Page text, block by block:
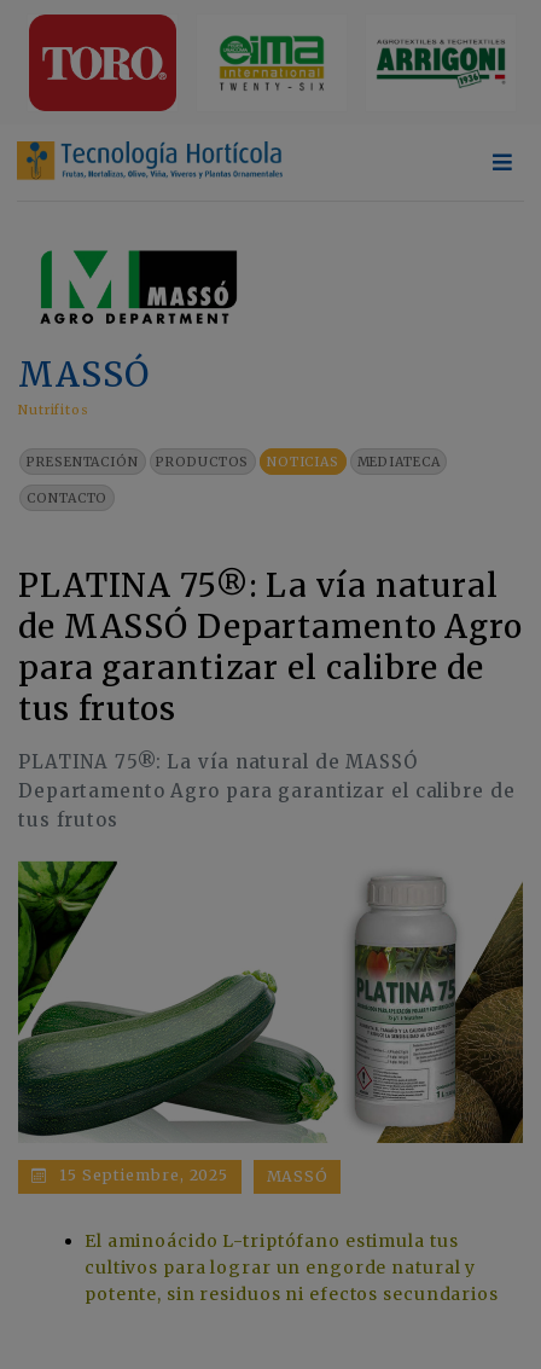
MASSÓ
Nutrifitos
PRESENTACIÓN PRODUCTOS NOTICIAS MEDIATECA
CONTACTO
PLATINA 75®: La vía natural
de MASSÓ Departamento Agro
para garantizar el calibre de
tus frutos
PLATINA 75®: La vía natural de MASSÓ
Departamento Agro para garantizar el calibre de
tus frutos
15 Septiembre, 2025 MASSÓ
El aminoácido L-triptófano estimula tus
cultivos para lograr un engorde natural y
potente, sin residuos ni efectos secundarios